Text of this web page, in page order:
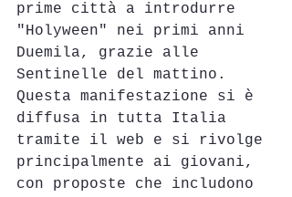
prime città a introdurre
"Holyween" nei primi anni
Duemila, grazie alle
Sentinelle del mattino.
Questa manifestazione si è
diffusa in tutta Italia
tramite il web e si rivolge
principalmente ai giovani,
con proposte che includono